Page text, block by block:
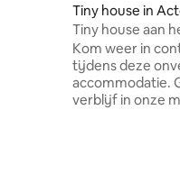
Tiny house in
Tiny house aan
Kom weer in
tijdens deze
accommodatie.
verblijf in onze